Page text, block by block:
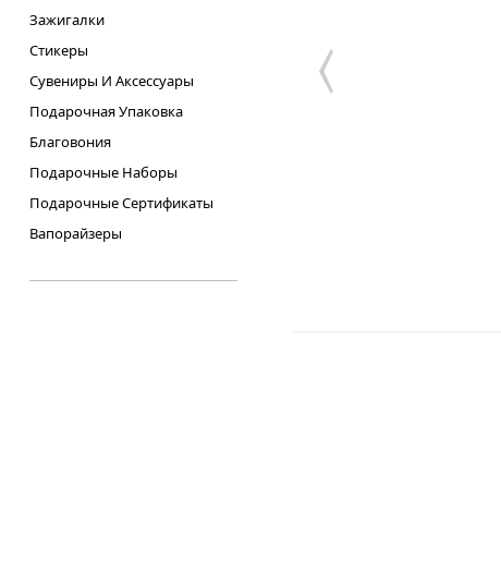
Зажигалки
Стикеры
Сувениры И Аксессуары
Подарочная Упаковка
Благовония
Подарочные Наборы
Подарочные Сертификаты
Вапорайзеры
Силиконовый бонг Silicone
500грн.